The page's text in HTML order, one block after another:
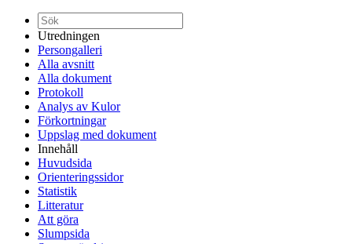
Utredningen
Persongalleri
Alla avsnitt
Alla dokument
Protokoll
Analys av Kulor
Förkortningar
Uppslag med dokument
Innehåll
Huvudsida
Orienteringssidor
Statistik
Litteratur
Att göra
Slumpsida